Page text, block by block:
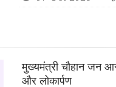
मुख्यमंत्री चौहान जन
और लोकार्पण